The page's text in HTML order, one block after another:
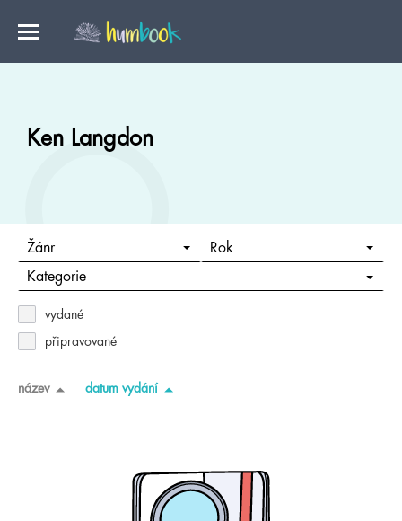
Ken Langdon
Žánr Rok
Kategorie
vydané
připravované
název datum vydání